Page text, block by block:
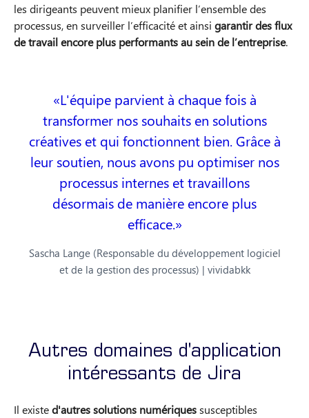
les dirigeants peuvent mieux planifier l’ensemble des
processus, en surveiller l’efficacité et ainsi garantir des flux
de travail encore plus performants au sein de l’entreprise.
L'équipe parvient à chaque fois à
transformer nos souhaits en solutions
créatives et qui fonctionnent bien. Grâce à
leur soutien, nous avons pu optimiser nos
processus internes et travaillons
désormais de manière encore plus
efficace.
Sascha Lange (Responsable du développement logiciel
et de la gestion des processus) | vividabkk
Autres domaines d'application
intéressants de Jira
Il existed'autres solutions numériquessusceptibles